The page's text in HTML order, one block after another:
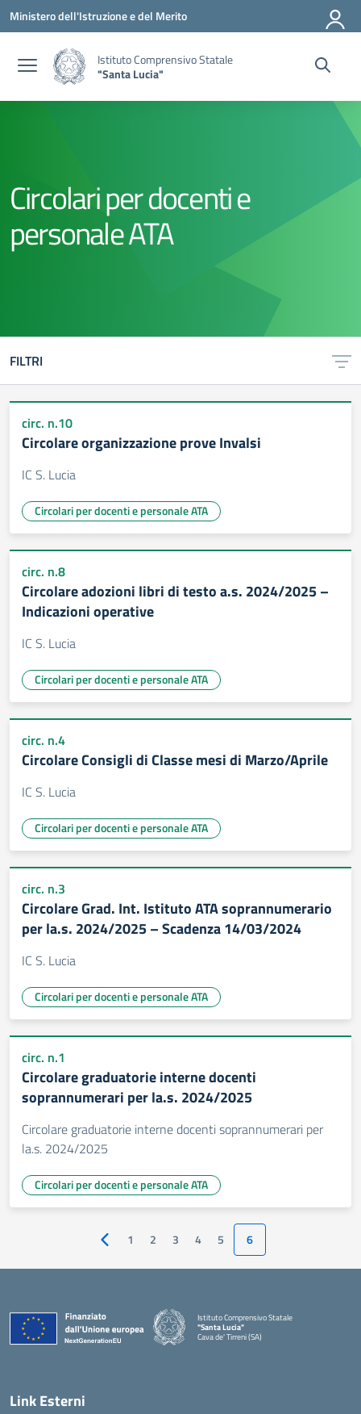
Vai ai contenuti
Vai al menu di navigazione
Vai al footer
Ministero dell'Istruzione e del Merito
Istituto Comprensivo Statale
"Santa Lucia"
Circolari per docenti e
personale ATA
FILTRI
circ. n.10
Circolare organizzazione prove Invalsi
IC S. Lucia
Circolari per docenti e personale ATA
circ. n.8
Circolare adozioni libri di testo a.s. 2024/2025 –
Indicazioni operative
IC S. Lucia
Circolari per docenti e personale ATA
circ. n.4
Circolare Consigli di Classe mesi di Marzo/Aprile
IC S. Lucia
Circolari per docenti e personale ATA
circ. n.3
Circolare Grad. Int. Istituto ATA soprannumerario
per la.s. 2024/2025 – Scadenza 14/03/2024
IC S. Lucia
Circolari per docenti e personale ATA
circ. n.1
Circolare graduatorie interne docenti
soprannumerari per la.s. 2024/2025
Circolare graduatorie interne docenti soprannumerari per
la.s. 2024/2025
Circolari per docenti e personale ATA
Pagina precedente
1 2 3 4 5 6
Istituto Comprensivo Statale
"Santa Lucia"
Cava de' Tirreni (SA)
Link Esterni